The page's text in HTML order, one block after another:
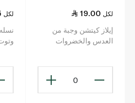
19.00 لكل
إيلاز كيتشن وجبة من
العدس والخضروات
0
لكل